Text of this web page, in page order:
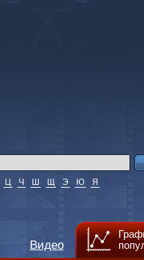
Ц Ч Ш Щ Э Ю Я
Видео